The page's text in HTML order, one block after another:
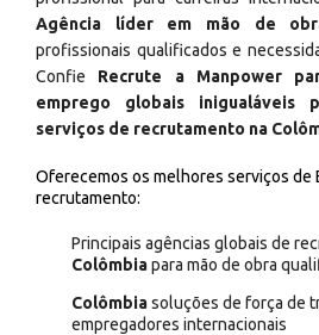
Agência líder em mão de
profissionais qualificados e
Confie Recrute a Manpower
emprego globais inigualáveis
serviços de recrutamento na
Oferecemos os melhores serviços de
recrutamento:
Principais agências globais de
Colômbiapara mão de obra
Colômbiasoluções de força de
empregadores internacionais